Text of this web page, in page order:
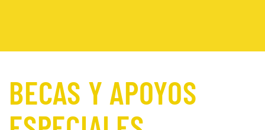
BECAS Y APOYOS